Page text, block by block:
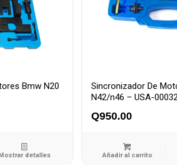
Bmw N20
detalles
Sincronizador De
N42/n46 – USA-
Q950.00
Añadir al carrito